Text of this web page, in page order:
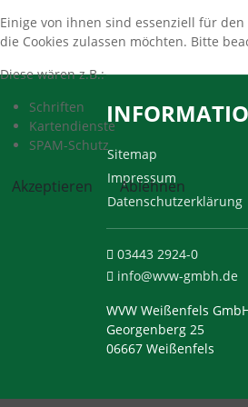
Sitemap
Impressum
Datenschutzerklärung
03443 2924-0
info@wvw-gmbh.de
WVW Weißenfels
Georgenberg 25
06667 Weißenfels
Einige von ihnen sind essenziell für
die Cookies zulassen möchten. Bitte
Diese wären z.B.:
Schriften
Kartendienste
SPAM-Schutz
Akzeptieren Ablehnen